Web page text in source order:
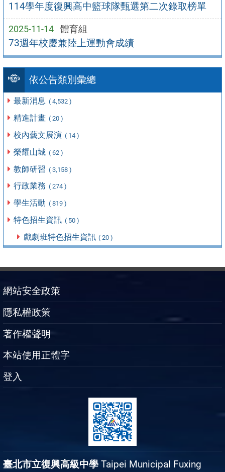
114學年度復興高中籃球隊甄選第二次錄取榜單
2025-11-14 體育組
73週年校慶兼陸上運動會成績
依公告類別彙總
最新消息 ( 4,532 )
精進計畫 ( 20 )
校內藝文展演 ( 14 )
榮耀山城 ( 62 )
教師研習 ( 3,158 )
行政業務 ( 274 )
學生活動 ( 819 )
特色招生資訊 ( 50 )
戲劇班特色招生資訊 ( 20 )
網站安全政策
隱私權政策
著作權聲明
本站使用正體字
登入
臺北市立復興高級中學 Taipei Municipal Fuxing